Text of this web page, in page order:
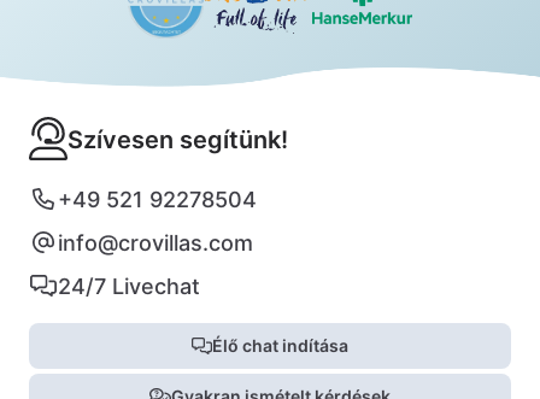
Szívesen segítünk!
+49 521 92278504
info@crovillas.com
24/7 Livechat
Élő chat indítása